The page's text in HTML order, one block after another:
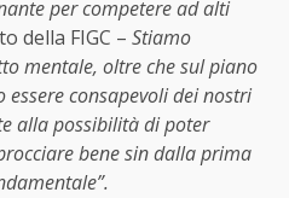
per competere ad alti
della FIGC – Stiamo
mentale, oltre che sul piano
consapevoli dei nostri
alla possibilità di poter
bene sin dalla prima